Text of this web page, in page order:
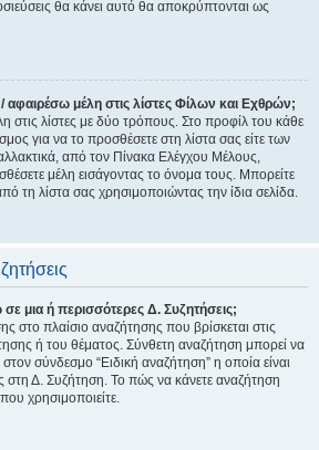
θα κάνει αυτό θα αποκρύπτονται ως
μέλη στις λίστες Φίλων και Εχθρών;
στις λίστες με δύο τρόπους. Στο προφίλ του κάθε
για να το προσθέσετε στη λίστα σας είτε των
από τον Πίνακα Ελέγχου Μέλους,
μέλη εισάγοντας το όνομα τους. Μπορείτε
τη λίστα σας χρησιμοποιώντας την ίδια σελίδα.
μια ή περισσότερες Δ. Συζητήσεις;
στο πλαίσιο αναζήτησης που βρίσκεται στις
ή του θέματος. Σύνθετη αναζήτηση μπορεί να
σύνδεσμο “Ειδική αναζήτηση” η οποία είναι
στη Δ. Συζήτηση. Το πώς να κάνετε αναζήτηση
χρησιμοποιείτε.